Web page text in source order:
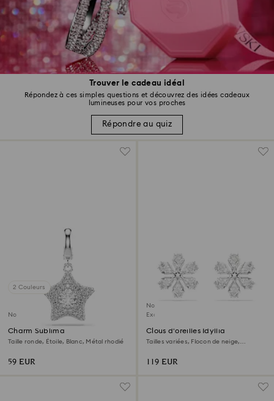
Trouver le cadeau idéal
Répondez à ces simples questions et découvrez des idées cadeaux
lumineuses pour vos proches
Répondre au quiz
2 Couleurs
Nouveau
Charm Sublima
Taille ronde, Étoile, Blanc, Métal rhodié
59 EUR
Nouveau
Exclusivité en ligne
Clous d'oreilles Idyllia
Tailles variées, Flocon de neige,
119 EUR